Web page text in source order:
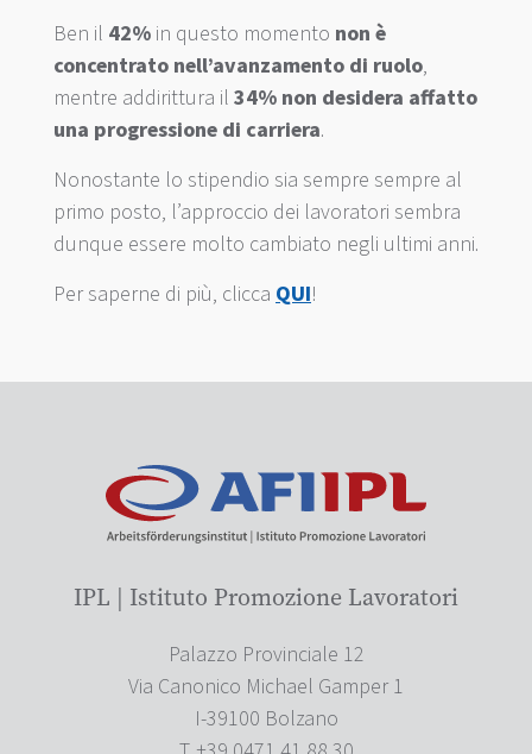
Ben il 42% in questo momento non è
concentrato nell’avanzamento di ruolo,
mentre addirittura il 34% non desidera affatto
una progressione di carriera.
Nonostante lo stipendio sia sempre sempre al
primo posto, l’approccio dei lavoratori sembra
dunque essere molto cambiato negli ultimi anni.
Per saperne di più, clicca QUI!
IPL | Istituto Promozione Lavoratori
Palazzo Provinciale 12
Via Canonico Michael Gamper 1
I-39100 Bolzano